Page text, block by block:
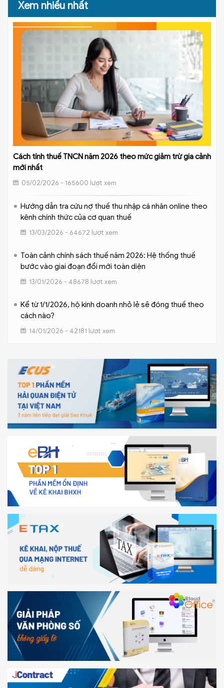
Xem nhiều nhất
Cách tính thuế TNCN năm 2026 theo mức giảm trừ gia cảnh
mới nhất
05/02/2026 - 165600 lượt xem
Hướng dẫn tra cứu nợ thuế thu nhập cá nhân online theo
kênh chính thức của cơ quan thuế
13/03/2026 - 64672 lượt xem
Toàn cảnh chính sách thuế năm 2026: Hệ thống thuế
bước vào giai đoạn đổi mới toàn diện
13/01/2026 - 48678 lượt xem
Kể từ 1/1/2026, hộ kinh doanh nhỏ lẻ sẽ đóng thuế theo
cách nào?
14/01/2026 - 42181 lượt xem